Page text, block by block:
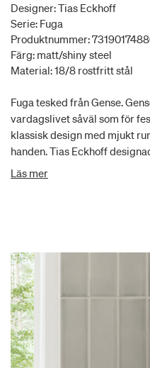
Designer: Tias Eckhoff
Serie: Fuga
Produktnummer:
Färg: matt/shiny steel
Material: 18/8 rostfritt stål
Fuga tesked från Gense.
vardagslivet såväl som för
klassisk design med mjukt
handen. Tias Eckhoff
som i sin design förmedlar
Läs mer